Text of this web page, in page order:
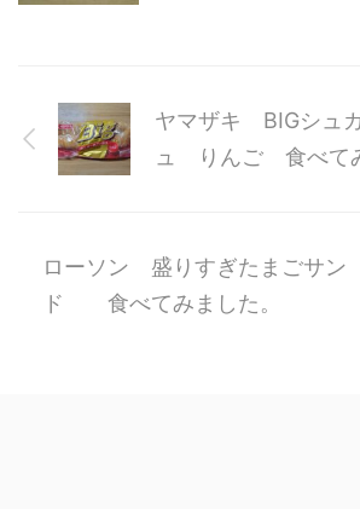
ヤマザキ BIGシュ
ュ りんご 食べて
ローソン 盛りすぎたまごサン
ド 食べてみました。